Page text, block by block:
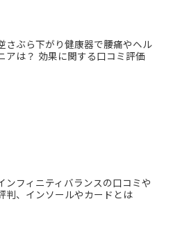
さぶら下がり健康器で腰痛やヘル
アは？ 効果に関する口コミ評価
ンフィニティバランスの口コミや
判、インソールやカードとは